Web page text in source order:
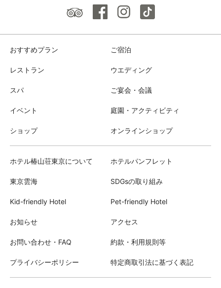
おすすめプラン ご宿泊
レストラン ウエディング
スパ ご宴会・会議
イベント 庭園・アクティビティ
ショップ オンラインショップ
ホテル椿山荘東京について ホテルパンフレット
東京雲海 SDGsの取り組み
Kid-friendly Hotel Pet-friendly Hotel
お知らせ アクセス
お問い合わせ・FAQ 約款・利用規則等
プライバシーポリシー 特定商取引法に基づく表記